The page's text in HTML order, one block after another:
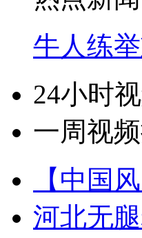
牛人练
24小时
一周视
【中国
河北无